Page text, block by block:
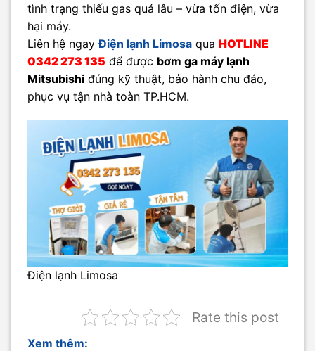
tình trạng thiếu gas quá lâu – vừa tốn điện, vừa
hại máy.
Liên hệ ngayĐiện lạnh Limosa qua HOTLINE
0342 273 135 để được bơm ga máy lạnh
Mitsubishi đúng kỹ thuật, bảo hành chu đáo,
phục vụ tận nhà toàn TP.HCM.
Điện lạnh Limosa
Rate this post
Xem thêm: